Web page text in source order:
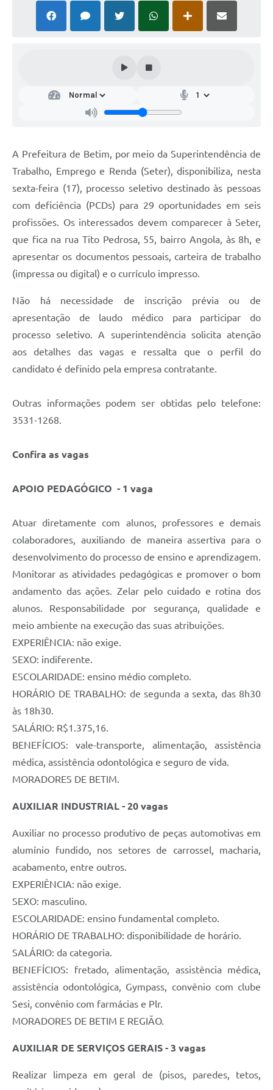
A Prefeitura de Betim, por meio da Superintendência de
Trabalho, Emprego e Renda (Seter), disponibiliza, nesta
sexta-feira (17), processo seletivo destinado às pessoas
com deficiência (PCDs) para 29 oportunidades em seis
profissões. Os interessados devem comparecer à Seter,
que fica na rua Tito Pedrosa, 55, bairro Angola, às 8h, e
apresentar os documentos pessoais, carteira de trabalho
(impressa ou digital) e o currículo impresso.
Não há necessidade de inscrição prévia ou de
apresentação de laudo médico para participar do
processo seletivo. A superintendência solicita atenção
aos detalhes das vagas e ressalta que o perfil do
candidato é definido pela empresa contratante.
Outras informações podem ser obtidas pelo telefone:
3531-1268.
Confira as vagas
APOIO PEDAGÓGICO - 1 vaga
Atuar diretamente com alunos, professores e demais
colaboradores, auxiliando de maneira assertiva para o
desenvolvimento do processo de ensino e aprendizagem.
Monitorar as atividades pedagógicas e promover o bom
andamento das ações. Zelar pelo cuidado e rotina dos
alunos. Responsabilidade por segurança, qualidade e
meio ambiente na execução das suas atribuições.
EXPERIÊNCIA: não exige.
SEXO: indiferente.
ESCOLARIDADE: ensino médio completo.
HORÁRIO DE TRABALHO: de segunda a sexta, das 8h30
às 18h30.
SALÁRIO: R$1.375,16.
BENEFÍCIOS: vale-transporte, alimentação, assistência
médica, assistência odontológica e seguro de vida.
MORADORES DE BETIM.
AUXILIAR INDUSTRIAL - 20 vagas
Auxiliar no processo produtivo de peças automotivas em
alumínio fundido, nos setores de carrossel, macharia,
acabamento, entre outros.
EXPERIÊNCIA: não exige.
SEXO: masculino.
ESCOLARIDADE: ensino fundamental completo.
HORÁRIO DE TRABALHO: disponibilidade de horário.
SALÁRIO: da categoria.
BENEFÍCIOS: fretado, alimentação, assistência médica,
assistência odontológica, Gympass, convênio com clube
Sesi, convênio com farmácias e Plr.
MORADORES DE BETIM E REGIÃO.
AUXILIAR DE SERVIÇOS GERAIS - 3 vagas
Realizar limpeza em geral de (pisos, paredes, tetos,